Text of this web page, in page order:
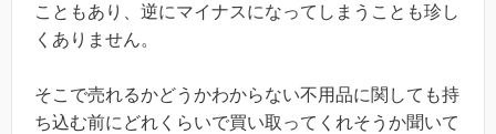
こともあり、逆にマイナスになってしまうことも珍し
くありません。
そこで売れるかどうかわからない不用品に関しても持
ち込む前にどれくらいで買い取ってくれそうか聞いて